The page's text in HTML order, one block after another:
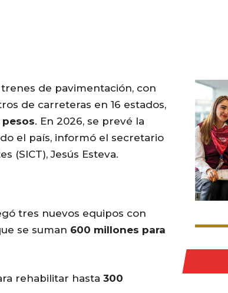
de pavimentación, con
de carreteras en 16 estados,
. En 2026, se prevé la
el país, informó el secretario
(SICT), Jesús Esteva.
tres nuevos equipos con
se suman 600 millones para
rehabilitar hasta 300